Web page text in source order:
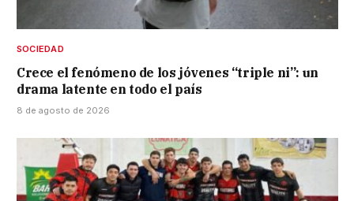
SOCIEDAD
Crece el fenómeno de los jóvenes “triple ni”: un
drama latente en todo el país
8 de agosto de 2026